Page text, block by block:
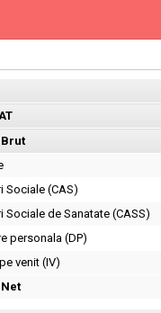
Sociale (CAS)
Sociale de Sanatate (CASS)
personala (DP)
venit (IV)